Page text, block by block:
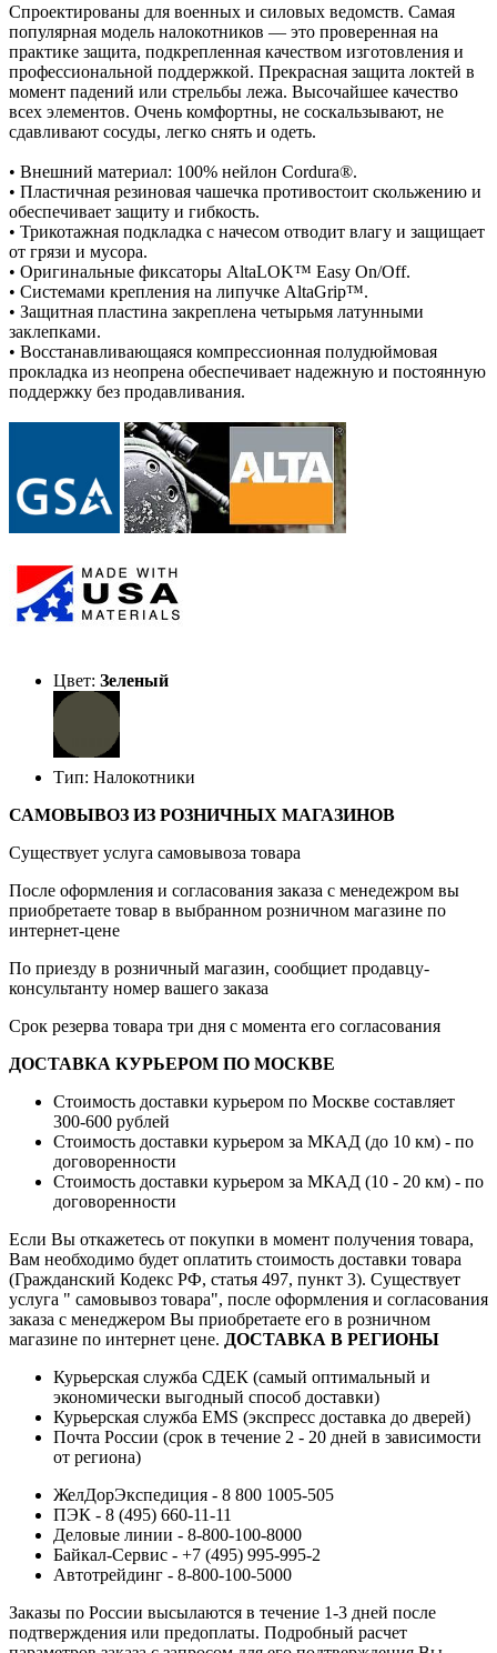
Спроектированы для военных и силовых ведомств. Самая
популярная модель налокотников — это проверенная на
практике защита, подкрепленная качеством изготовления и
профессиональной поддержкой. Прекрасная защита локтей в
момент падений или стрельбы лежа. Высочайшее качество
всех элементов. Очень комфортны, не соскальзывают, не
сдавливают сосуды, легко снять и одеть.
• Внешний материал: 100% нейлон Cordura®.
• Пластичная резиновая чашечка противостоит скольжению и
обеспечивает защиту и гибкость.
• Трикотажная подкладка с начесом отводит влагу и защищает
от грязи и мусора.
• Оригинальные фиксаторы AltaLOK™ Easy On/Off.
• Системами крепления на липучке AltaGrip™.
• Защитная пластина закреплена четырьмя латунными
заклепками.
• Восстанавливающаяся компрессионная полудюймовая
прокладка из неопрена обеспечивает надежную и постоянную
поддержку без продавливания.
Цвет: Зеленый
Тип: Налокотники
САМОВЫВОЗ ИЗ РОЗНИЧНЫХ МАГАЗИНОВ
Существует услуга самовывоза товара
После оформления и согласования заказа с менедежром вы
приобретаете товар в выбранном розничном магазине по
интернет-цене
По приезду в розничный магазин, сообщиет продавцу-
консультанту номер вашего заказа
Срок резерва товара три дня с момента его согласования
ДОСТАВКА КУРЬЕРОМ ПО МОСКВЕ
Стоимость доставки курьером по Москве составляет
300-600 рублей
Стоимость доставки курьером за МКАД (до 10 км) - по
договоренности
Стоимость доставки курьером за МКАД (10 - 20 км) - по
договоренности
Если Вы откажетесь от покупки в момент получения товара,
Вам необходимо будет оплатить стоимость доставки товара
(Гражданский Кодекс РФ, статья 497, пункт 3). Существует
услуга " самовывоз товара", после оформления и согласования
заказа с менеджером Вы приобретаете его в розничном
магазине по интернет цене. ДОСТАВКА В РЕГИОНЫ
Курьерская служба СДЕК (самый оптимальный и
экономически выгодный способ доставки)
Курьерская служба EMS (экспресс доставка до дверей)
Почта России (срок в течение 2 - 20 дней в зависимости
от региона)
ЖелДорЭкспедиция - 8 800 1005-505
ПЭК - 8 (495) 660-11-11
Деловые линии - 8-800-100-8000
Байкал-Сервис - +7 (495) 995-995-2
Автотрейдинг - 8-800-100-5000
Заказы по России высылаются в течение 1-3 дней после
подтверждения или предоплаты. Подробный расчет